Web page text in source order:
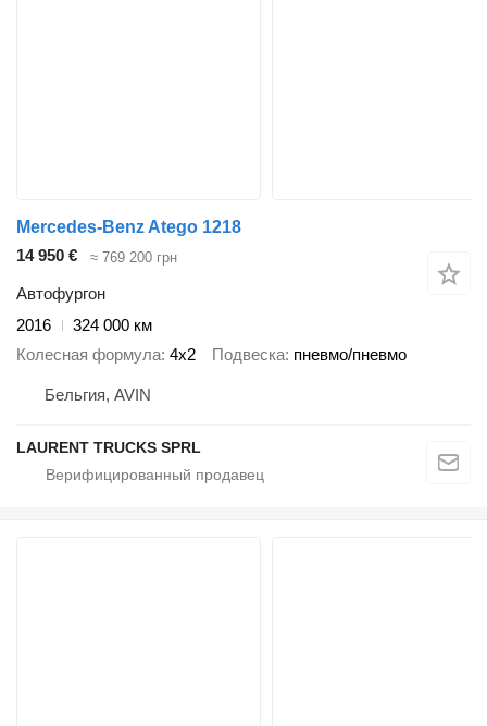
Mercedes-Benz Atego 1218
14 950 €
≈ 769 200 грн
Автофургон
2016
324 000 км
Колесная формула 4x2 Подвеска пневмо/пневмо
Бельгия, AVIN
LAURENT TRUCKS SPRL